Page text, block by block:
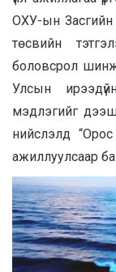
ОХУ-ын Засгийн
төсвийн
боловсрол
Улсын
мэдлэгийг
нийслэлд
ажиллуулсаар